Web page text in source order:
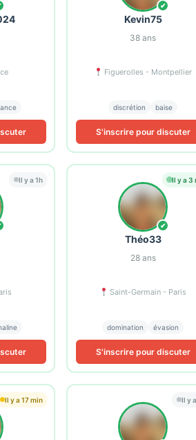
✔
Kevin75
38 ans
Figuerolles - Montpellier
discrétion baise
S'inscrire pour discuter
Il y a 1h Il y a 3
✔
Théo33
28ans
Saint-Germain - Paris
domination évasion
S'inscrire pour discuter
Il y a 17 min Il y